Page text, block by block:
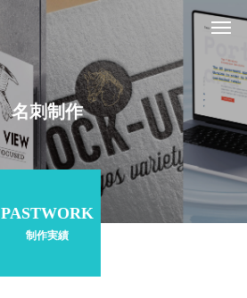
名刺制作
PASTWORK
制作実績